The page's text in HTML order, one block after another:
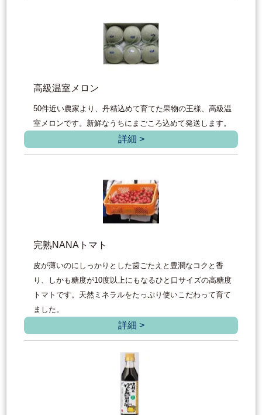
高級温室メロン
50件近い農家より、丹精込めて育てた果物の王様、高級温
室メロンです。新鮮なうちにまごころ込めて発送します。
詳細 >
完熟NANAトマト
皮が薄いのにしっかりとした歯ごたえと豊潤なコクと香
り、しかも糖度が10度以上にもなるひと口サイズの高糖度
トマトです。天然ミネラルをたっぷり使いこだわって育て
ました。
詳細 >